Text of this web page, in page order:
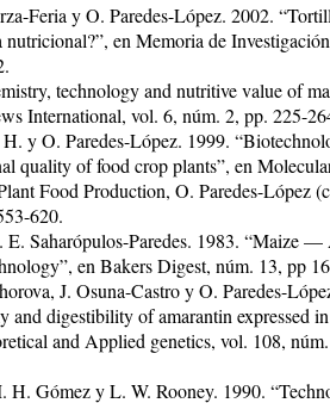
Feria y O. Paredes-López. 2002.
nutri­cional?”, en Memoria de
technology and nu­tri­tive value of
In­ter­na­tio­nal, vol. 6, núm. 2, pp. 225-
y O. Paredes-López. 1999.
qual­ity of food crop plants”, en
Food Production, O. Paredes-López
620.
E. Saharópulos-Paredes. 1983. “Maize
en Bakers Digest, núm. 13, pp
J. Osuna-Castro y O. Paredes-
and digestibility of amarantin expressed
and Applied genetics, vol. 108,
H. Gómez y L. W. Rooney. 1990.